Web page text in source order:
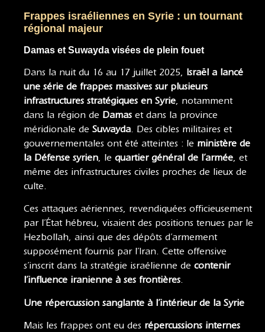
Frappes israéliennes en Syrie : un tournant
régional majeur
Damas et Suwayda visées de plein fouet
Dans la nuit du 16 au 17 juillet 2025, Israël a lancé
une série de frappes massives sur plusieurs
infrastructures stratégiques en Syrie, notamment
dans la région de Damas et dans la province
méridionale de Suwayda. Des cibles militaires et
gouvernementales ont été atteintes : le ministère de
la Défense syrien, le quartier général de l’armée, et
même des infrastructures civiles proches de lieux de
culte.
Ces attaques aériennes, revendiquées officieusement
par l’État hébreu, visaient des positions tenues par le
Hezbollah, ainsi que des dépôts d’armement
supposément fournis par l’Iran. Cette offensive
s’inscrit dans la stratégie israélienne de contenir
l’influence iranienne à ses frontières.
Une répercussion sanglante à l’intérieur de la Syrie
Mais les frappes ont eu des répercussions internes